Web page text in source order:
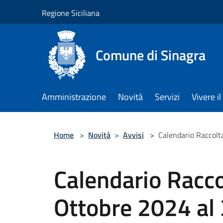
Regione Siciliana
Comune di Sinagra
Amministrazione Novità Servizi Vivere
Home > Novità > Avvisi > Calendario
Calendario
Ottobre 2024